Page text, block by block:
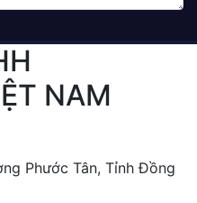
NAM
Phước Tân, Tỉnh Đồng